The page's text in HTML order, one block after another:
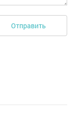
Отправить